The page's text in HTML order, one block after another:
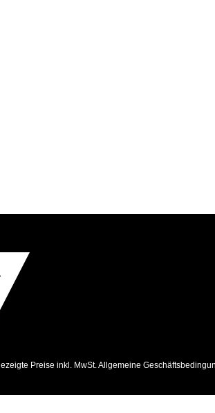
Preise inkl. MwSt.Allgemeine